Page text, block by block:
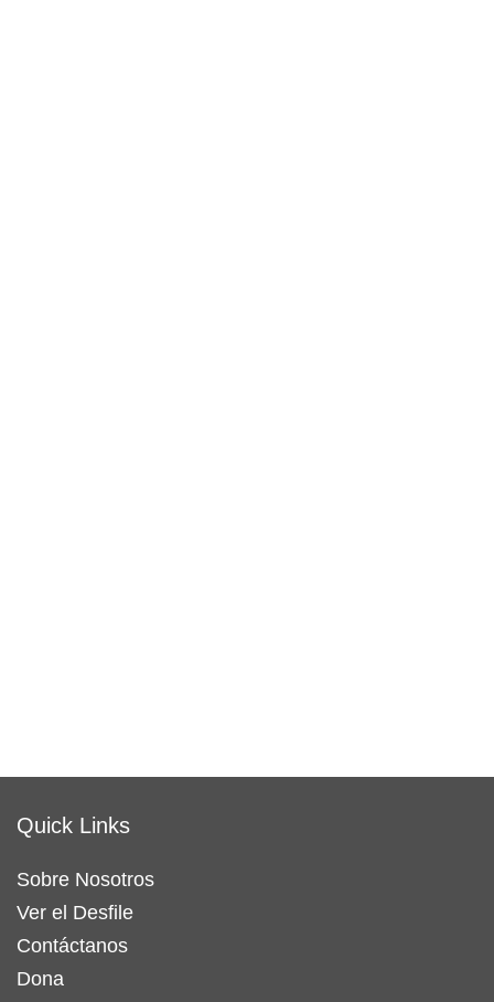
Quick Links
Sobre Nosotros
Ver el Desfile
Contáctanos
Dona